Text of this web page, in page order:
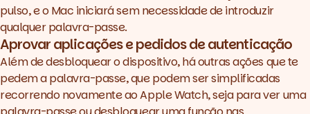
pulso, e o Mac iniciará sem necessidade de introduzir
qualquer palavra-passe.
Aprovar aplicações e pedidos de autenticação
Além de desbloquear o dispositivo, há outras ações que te
pedem a palavra-passe, que podem ser simplificadas
recorrendo novamente ao Apple Watch, seja para ver uma